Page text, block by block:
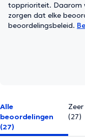
topprioriteit. Daarom
zorgen dat elke
beoordelingsbeleid.
Alle
beoordelingen
(27)
(27)